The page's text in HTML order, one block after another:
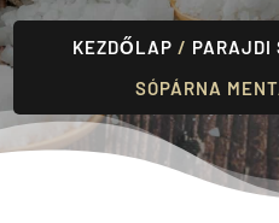
KEZDŐLAP / PARAJDI
SÓPÁRNA